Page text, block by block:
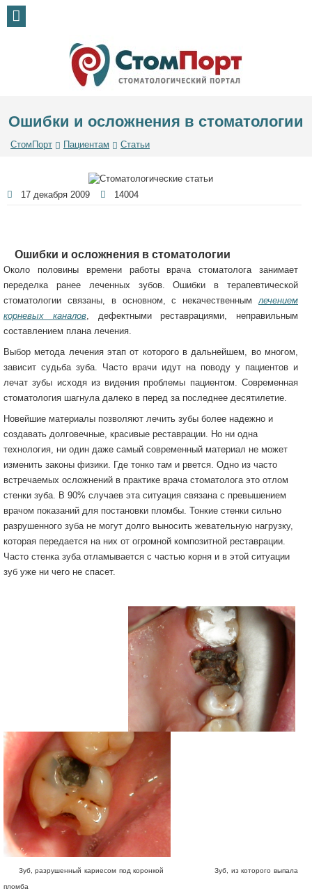
Ошибки и осложнения в стоматологии
СтомПорт Пациентам Статьи
17 декабря 2009 14004
Ошибки и осложнения в стоматологии
Около половины времени работы врача стоматолога занимает
переделка ранее леченных зубов. Ошибки в терапевтической
стоматологии связаны, в основном, с некачественным лечением
корневых каналов, дефектными реставрациями, неправильным
составлением плана лечения.
Выбор метода лечения этап от которого в дальнейшем, во многом,
зависит судьба зуба. Часто врачи идут на поводу у пациентов и
лечат зубы исходя из видения проблемы пациентом. Современная
стоматология шагнула далеко в перед за последнее десятилетие.
Новейшие материалы позволяют лечить зубы более надежно и
создавать долговечные, красивые реставрации. Но ни одна
технология, ни один даже самый современный материал не может
изменить законы физики. Где тонко там и рвется. Одно из часто
встречаемых осложнений в практике врача стоматолога это отлом
стенки зуба. В 90% случаев эта ситуация связана с превышением
врачом показаний для постановки пломбы. Тонкие стенки сильно
разрушенного зуба не могут долго выносить жевательную нагрузку,
которая передается на них от огромной композитной реставрации.
Часто стенка зуба отламывается с частью корня и в этой ситуации
зуб уже ни чего не спасет.
Зуб, разрушенный кариесом под коронкой Зуб, из которого выпала
пломба